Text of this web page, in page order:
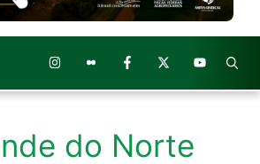
do Norte